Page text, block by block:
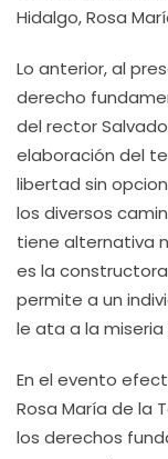
Hidalgo, Rosa
Lo anterior, al
derecho
del rector
elaboración del
libertad sin
los diversos
tiene alternativa
es la
permite a un
le ata a la miseria
En el evento
Rosa María de la
los derechos